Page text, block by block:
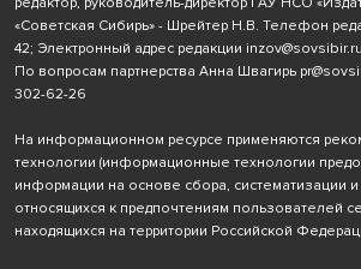
«Советская Сибирь» - Шрейтер Н.В. Телефон
42; Электронный адрес редакции inzov@sovsibir.ru
По вопросам партнерства Анна Швагирь
302-62-26
На информационном ресурсе применяются
технологии (информационные технологии
информации на основе сбора, систематизации
относящихся к предпочтениям пользователей
находящихся на территории Российской